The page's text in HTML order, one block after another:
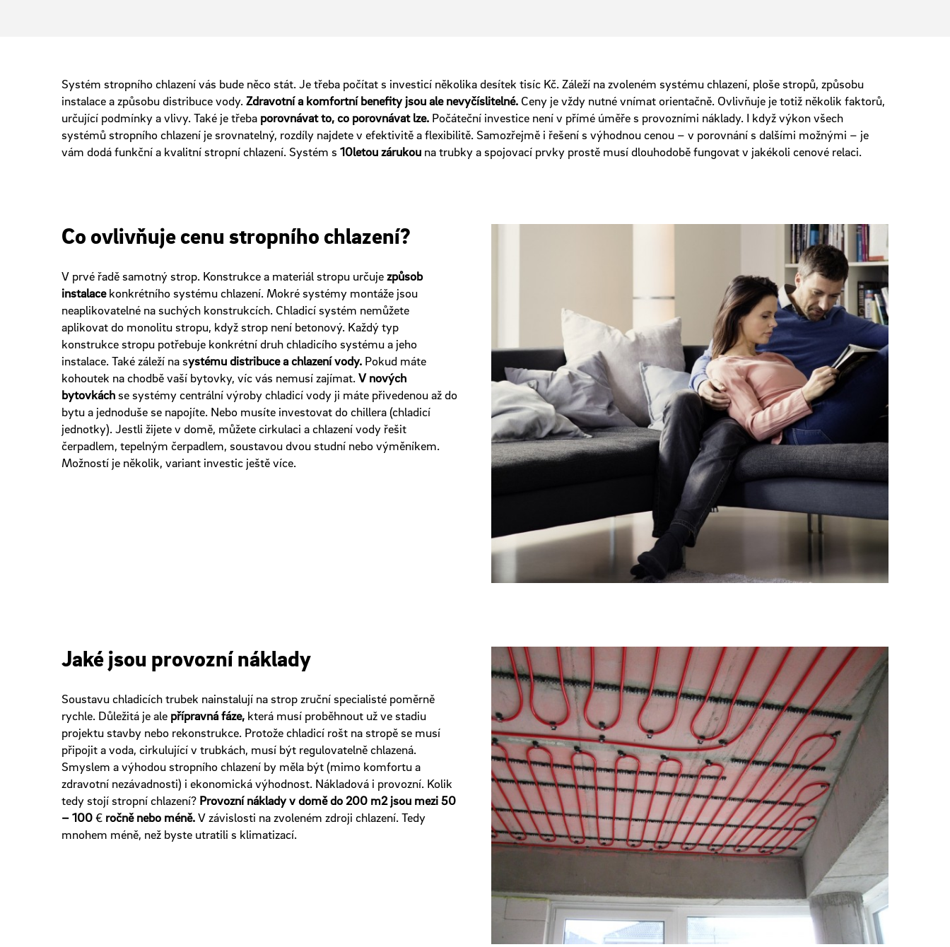
Systém stropního chlazení vás bude něco stát. Je třeba počítat s investicí několika desítek tisíc Kč. Záleží na zvoleném systému chlazení, ploše stropů, způsobu
instalace a způsobu distribuce vody. Zdravotní a komfortní benefity jsou ale nevyčíslitelné. Ceny je vždy nutné vnímat orientačně. Ovlivňuje je totiž několik faktorů,
určující podmínky a vlivy. Také je třeba porovnávat to, co porovnávat lze. Počáteční investice není v přímé úměře s provozními náklady. I když výkon všech
systémů stropního chlazení je srovnatelný, rozdíly najdete v efektivitě a flexibilitě. Samozřejmě i řešení s výhodnou cenou – v porovnání s dalšími možnými – je
vám dodá funkční a kvalitní stropní chlazení. Systém s 10letou zárukou na trubky a spojovací prvky prostě musí dlouhodobě fungovat v jakékoli cenové relaci.
Co ovlivňuje cenu stropního chlazení?
V prvé řadě samotný strop. Konstrukce a materiál stropu určujezpůsob
instalacekonkrétního systému chlazení. Mokré systémy montáže jsou
neaplikovatelné na suchých konstrukcích. Chladicí systém nemůžete
aplikovat do monolitu stropu, když strop není betonový. Každý typ
konstrukce stropu potřebuje konkrétní druh chladicího systému a jeho
instalace. Také záleží na systému distribuce a chlazení vody. Pokud máte
kohoutek na chodbě vaší bytovky, víc vás nemusí zajímat. V nových
bytovkáchse systémy centrální výroby chladicí vody ji máte přivedenou až do
bytu a jednoduše se napojíte. Nebo musíte investovat do chillera (chladicí
jednotky). Jestli žijete v domě, můžete cirkulaci a chlazení vody řešit
čerpadlem, tepelným čerpadlem, soustavou dvou studní nebo výměníkem.
Možností je několik, variant investic ještě více.
Jaké jsou provozní náklady
Soustavu chladicích trubek nainstalují na strop zruční specialisté poměrně
rychle. Důležitá je ale přípravná fáze, která musí proběhnout už ve stadiu
projektu stavby nebo rekonstrukce. Protože chladicí rošt na stropě se musí
připojit a voda, cirkulující v trubkách, musí být regulovatelně chlazená.
Smyslem a výhodou stropního chlazení by měla být (mimo komfortu a
zdravotní nezávadnosti) i ekonomická výhodnost. Nákladová i provozní. Kolik
tedy stojí stropní chlazení? Provozní náklady v domě do 200 m2 jsou mezi 50
– 100€ ročně nebo méně.V závislosti na zvoleném zdroji chlazení. Tedy
mnohem méně, než byste utratili s klimatizací.